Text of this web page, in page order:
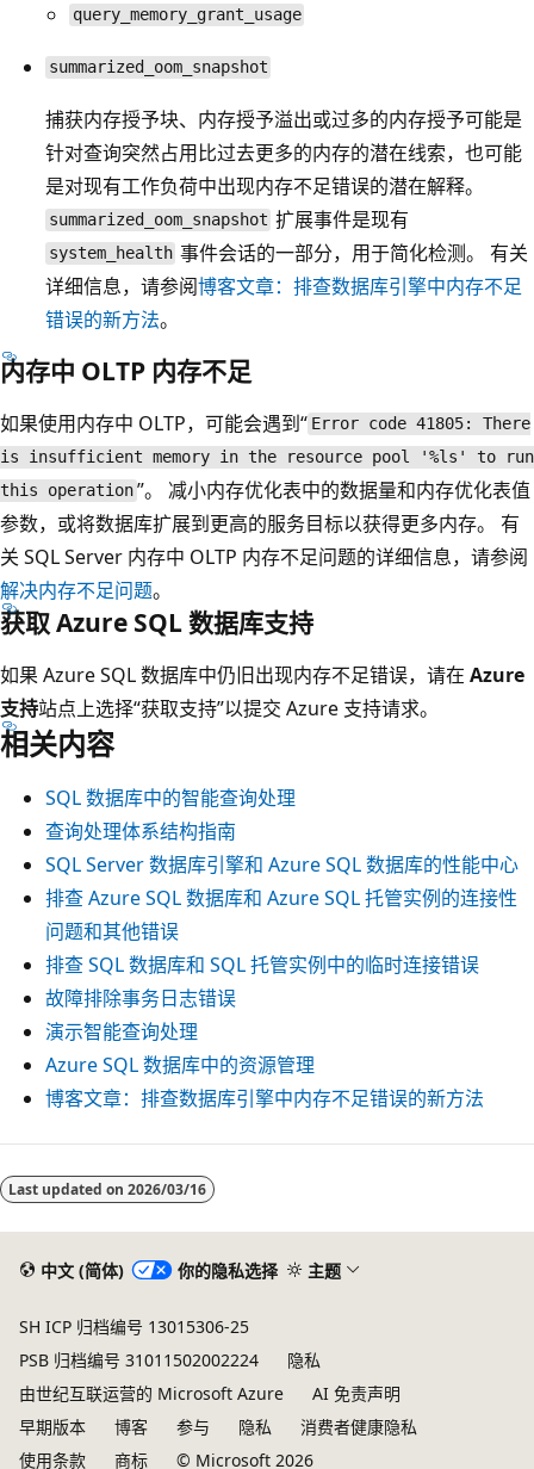
query_memory_grant_usage
summarized_oom_snapshot
捕获内存授予块、内存授予溢出或过多的内存授予可能是
针对查询突然占用比过去更多的内存的潜在线索，也可能
是对现有工作负荷中出现内存不足错误的潜在解释。
summarized_oom_snapshot 扩展事件是现有
system_health 事件会话的一部分，用于简化检测。 有关
详细信息，请参阅博客文章：排查数据库引擎中内存不足
错误的新方法。
内存中 OLTP 内存不足
如果使用内存中 OLTP，可能会遇到“ Error code 41805: There
is insufficient memory in the resource pool '%ls' to run
this operation”。 减小内存优化表中的数据量和内存优化表值
参数，或将数据库扩展到更高的服务目标以获得更多内存。 有
关 SQL Server 内存中 OLTP 内存不足问题的详细信息，请参阅
解决内存不足问题。
获取 Azure SQL 数据库支持
如果 Azure SQL 数据库中仍旧出现内存不足错误，请在 Azure
支持站点上选择“获取支持”以提交 Azure 支持请求。
相关内容
SQL 数据库中的智能查询处理
查询处理体系结构指南
SQL Server 数据库引擎和 Azure SQL 数据库的性能中心
排查 Azure SQL 数据库和 Azure SQL 托管实例的连接性
问题和其他错误
排查 SQL 数据库和 SQL 托管实例中的临时连接错误
故障排除事务日志错误
演示智能查询处理
Azure SQL 数据库中的资源管理
博客文章：排查数据库引擎中内存不足错误的新方法
Last updated on 2026/03/16
中文 (简体) 你的隐私选择 主题
SH ICP 归档编号 13015306-25
PSB 归档编号 31011502002224
隐私
由世纪互联运营的 Microsoft Azure
AI 免责声明
早期版本
博客 参与 隐私
消费者健康隐私
使用条款
商标 © Microsoft 2026